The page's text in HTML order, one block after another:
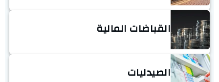
القباضات المالية
الصيدليات